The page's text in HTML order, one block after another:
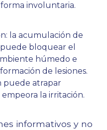
involuntaria.
la acumulación de
bloquear el
húmedo e
de lesiones.
puede atrapar
la irritación.
informativos y no